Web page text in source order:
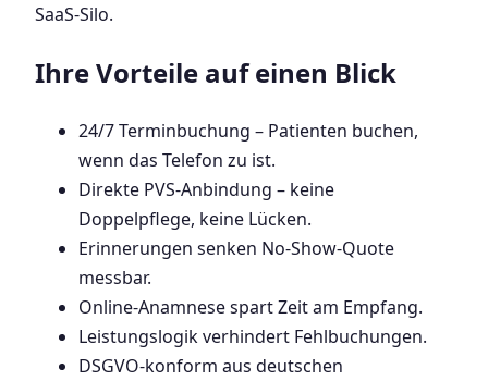
SaaS-Silo.
Ihre Vorteile auf einen Blick
24/7 Terminbuchung – Patienten buchen,
wenn das Telefon zu ist.
Direkte PVS-Anbindung – keine
Doppelpflege, keine Lücken.
Erinnerungen senken No-Show-Quote
messbar.
Online-Anamnese spart Zeit am Empfang.
Leistungslogik verhindert Fehlbuchungen.
DSGVO-konform aus deutschen